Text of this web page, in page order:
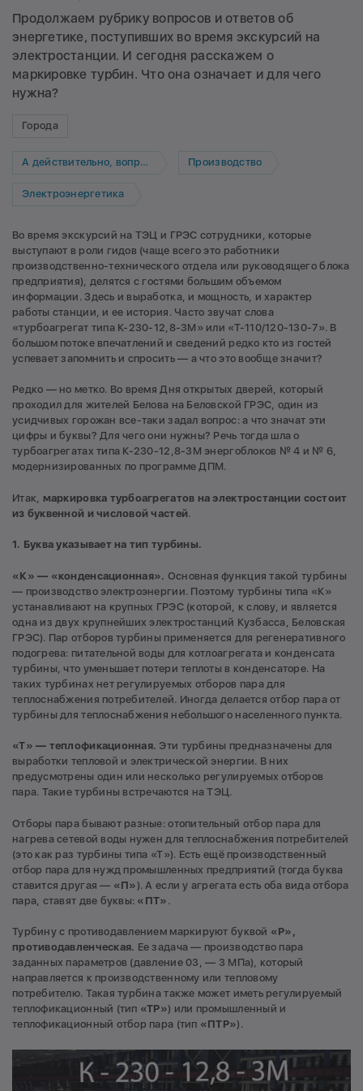
Продолжаем рубрику вопросов и ответов об
энергетике, поступивших во время экскурсий на
электростанции. И сегодня расскажем о
маркировке турбин. Что она означает и для чего
нужна?
Города
А действительно, вопрос! Производство
Электроэнергетика
Во время экскурсий на ТЭЦ и ГРЭС сотрудники, которые
выступают в роли гидов (чаще всего это работники
производственно-технического отдела или руководящего блока
предприятия), делятся с гостями большим объемом
информации. Здесь и выработка, и мощность, и характер
работы станции, и ее история. Часто звучат слова
«турбоагрегат типа К-230-12,8-3М» или «Т-110/120-130-7». В
большом потоке впечатлений и сведений редко кто из гостей
успевает запомнить и спросить — а что это вообще значит?
Редко — но метко. Во время Дня открытых дверей, который
проходил для жителей Белова на Беловской ГРЭС, один из
усидчивых горожан все-таки задал вопрос: а что значат эти
цифры и буквы? Для чего они нужны? Речь тогда шла о
турбоагрегатах типа К-230-12,8-3М энергоблоков № 4 и № 6,
модернизированных по программе ДПМ.
Итак, маркировка турбоагрегатов на электростанции состоит
из буквенной и числовой частей.
1. Буква указывает на тип турбины.
«К» — «конденсационная». Основная функция такой турбины
— производство электроэнергии. Поэтому турбины типа «К»
устанавливают на крупных ГРЭС (которой, к слову, и является
одна из двух крупнейших электростанций Кузбасса, Беловская
ГРЭС). Пар отборов турбины применяется для регенеративного
подогрева: питательной воды для котлоагрегата и конденсата
турбины, что уменьшает потери теплоты в конденсаторе. На
таких турбинах нет регулируемых отборов пара для
теплоснабжения потребителей. Иногда делается отбор пара от
турбины для теплоснабжения небольшого населенного пункта.
«Т» — теплофикационная. Эти турбины предназначены для
выработки тепловой и электрической энергии. В них
предусмотрены один или несколько регулируемых отборов
пара. Такие турбины встречаются на ТЭЦ.
Отборы пара бывают разные: отопительный отбор пара для
нагрева сетевой воды нужен для теплоснабжения потребителей
(это как раз турбины типа «Т»). Есть ещё производственный
отбор пара для нужд промышленных предприятий (тогда буква
ставится другая — «П»). А если у агрегата есть оба вида отбора
пара, ставят две буквы: «ПТ» .
Турбину с противодавлением маркируют буквой «Р»,
противодавленческая. Ее задача — производство пара
заданных параметров (давление 03, — 3 МПа), который
направляется к производственному или тепловому
потребителю. Такая турбина также может иметь регулируемый
теплофикационный (тип «ТР») или промышленный и
теплофикационный отбор пара (тип «ПТР»).